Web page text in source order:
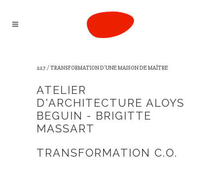
227 / TRANSFORMATION D’UNE MAISON DE MAÎTRE
ATELIER
D'ARCHITECTURE ALOYS
BEGUIN - BRIGITTE
MASSART
TRANSFORMATION C.O.